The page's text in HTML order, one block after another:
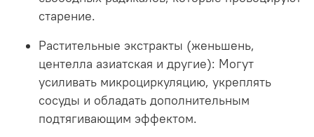
старение.
Растительные экстракты (женьшень,
центелла азиатская и другие): Могут
усиливать микроциркуляцию, укреплять
сосуды и обладать дополнительным
подтягивающим эффектом.